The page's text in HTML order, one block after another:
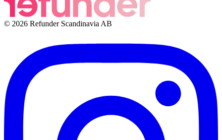
© 2026 Refunder Scandinavia AB